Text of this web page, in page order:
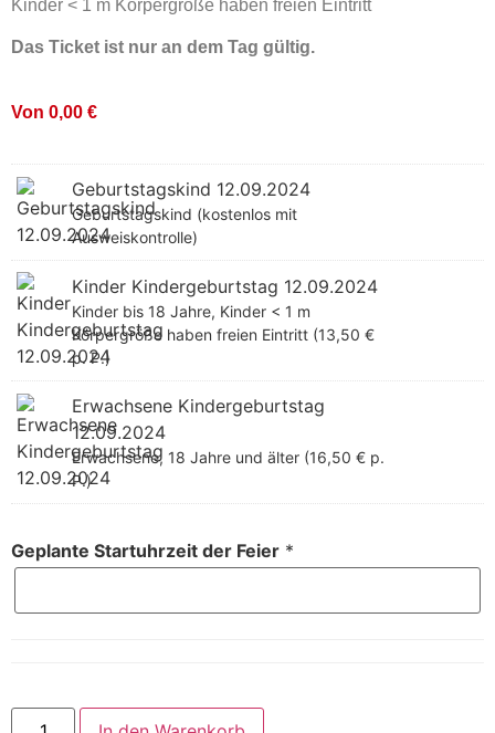
Kinder < 1 m Körpergröße haben freien Eintritt
Das Ticket ist nur an dem Tag gültig.
Von 0,00 €
Geburtstagskind 12.09.2024
Geburtstagskind (kostenlos mit
Ausweiskontrolle)
Kinder Kindergeburtstag 12.09.2024
Kinder bis 18 Jahre, Kinder < 1 m
Körpergröße haben freien Eintritt (13,50 €
p. P.)
Erwachsene Kindergeburtstag
12.09.2024
Erwachsene, 18 Jahre und älter (16,50 € p.
P.)
Geplante Startuhrzeit der Feier *